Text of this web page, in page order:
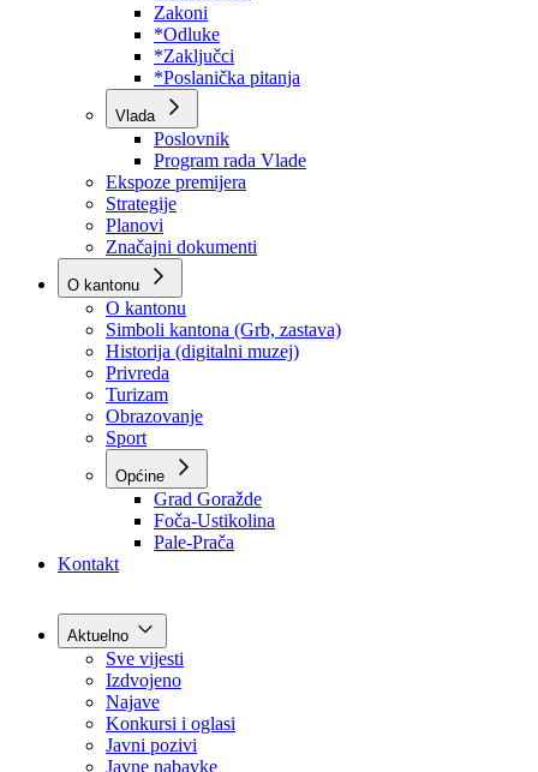
Poslovnik
Program rada Skupštine
Budžet 2026
Zakoni
*Odluke
*Zaključci
*Poslanička pitanja
Vlada
Poslovnik
Program rada Vlade
Ekspoze premijera
Strategije
Planovi
Značajni dokumenti
O kantonu
O kantonu
Simboli kantona (Grb, zastava)
Historija (digitalni muzej)
Privreda
Turizam
Obrazovanje
Sport
Općine
Kontakt
Aktuelno
Sve vijesti
Izdvojeno
Najave